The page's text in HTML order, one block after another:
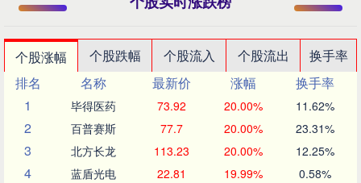
个股涨幅 个股跌幅 个股流入 个股流出
换手率
排名
名称 最新价 涨幅
换手率
1
毕得医药 73.92 20.00% 11.62%
2 百普赛斯 77.7 20.00% 23.31%
3 北方长龙 113.23 20.00% 12.25%
4 蓝盾光电 22.81 19.99% 0.58%